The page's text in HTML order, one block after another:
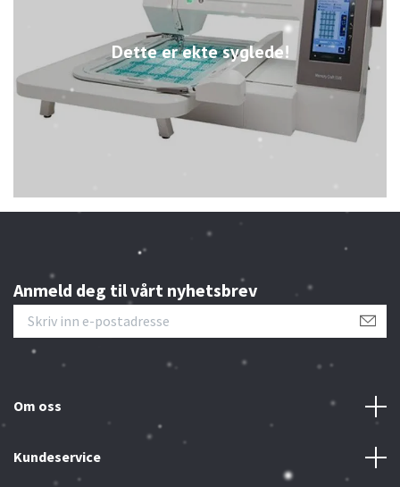
Dette er ekte syglede!
Anmeld deg til vårt nyhetsbrev
Om oss
Kundeservice